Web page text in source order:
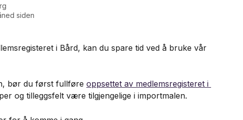
siden
i Bård, kan du spare tid ved å bruke vår
bør du først fullføre oppsettet av medlemsregisteret i
og tilleggsfelt være tilgjengelige i importmalen.